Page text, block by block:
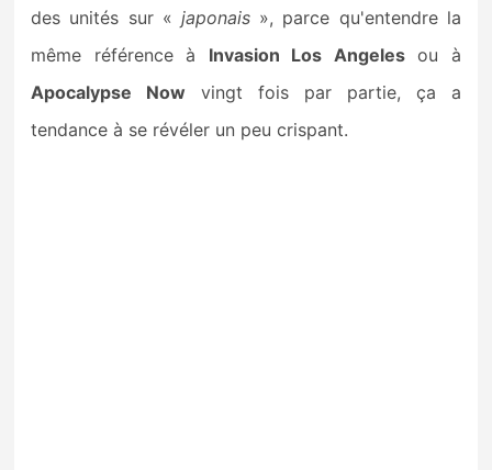
des unités sur « japonais», parce qu'entendre la
même référence à Invasion Los Angelesou à
Apocalypse Now vingt fois par partie, ça a
tendance à se révéler un peu crispant.